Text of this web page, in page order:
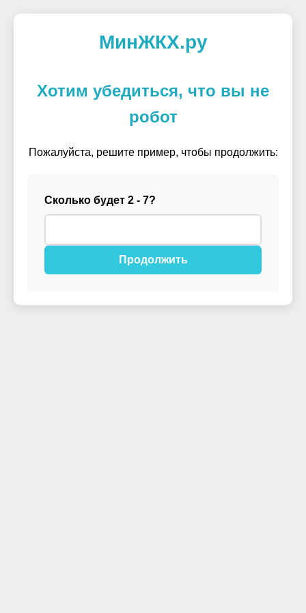
МинЖКХ.ру
Хотим убедиться, что вы не
робот
Пожалуйста, решите пример, чтобы продолжить:
Сколько будет 2 - 7?
Продолжить